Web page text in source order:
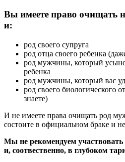
Вы имеете право очищать
и:
род своего супруга
род отца своего ребенка
род мужчины, который
ребенка
род мужчины, который вас
род своего биологического
знаете)
И не имеете права очищать род
состоите в официальном браке и
Мы не рекомендуем участвовать
и, соотвественно, в глубоком